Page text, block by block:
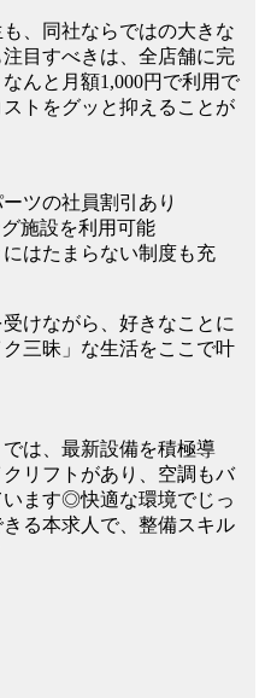
、同社ならではの大きな
目すべきは、全店舗に完
んと月額1,000円で利用で
トをグッと抑えることが
ツの社員割引あり
施設を利用可能
はたまらない制度も充
けながら、好きなことに
三昧」な生活をここで叶
では、最新設備を積極導
クリフトがあり、空調もバ
います◎快適な環境でじっ
る本求人で、整備スキル